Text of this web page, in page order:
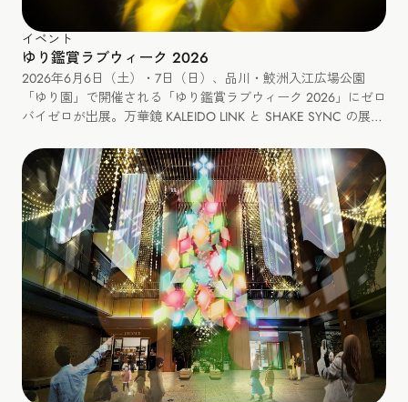
イベント
ゆり鑑賞ラブウィーク 2026
2026年6月6日（土）・7日（日）、品川・鮫洲入江広場公園
「ゆり園」で開催される「ゆり鑑賞ラブウィーク 2026」にゼロ
バイゼロが出展。万華鏡 KALEIDO LINK と SHAKE SYNC の展
プも開催します。